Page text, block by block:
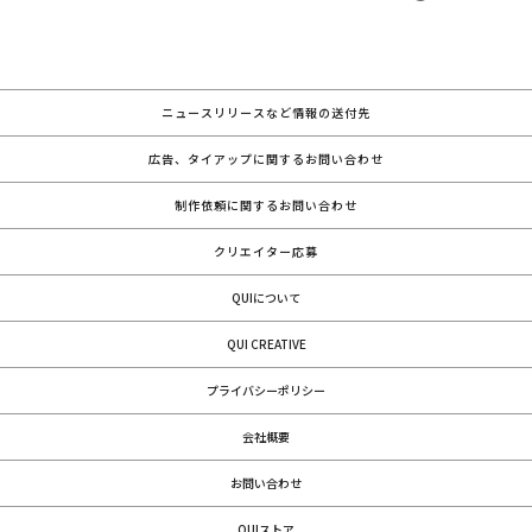
ニュースリリースなど情報の送付先
広告、タイアップに関するお問い合わせ
制作依頼に関するお問い合わせ
クリエイター応募
QUIについて
QUI CREATIVE
プライバシーポリシー
会社概要
お問い合わせ